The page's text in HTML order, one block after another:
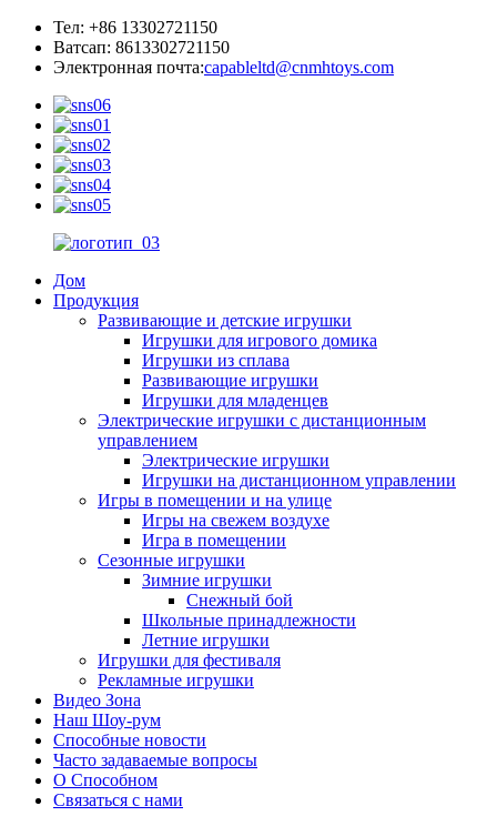
Тел: +86 13302721150
Ватсап: 8613302721150
Электронная почта:capableltd@cnmhtoys.com
Дом
Продукция
Развивающие и детские игрушки
Игрушки для игрового домика
Игрушки из сплава
Развивающие игрушки
Игрушки для младенцев
Электрические игрушки с дистанционным
управлением
Электрические игрушки
Игрушки на дистанционном управлении
Игры в помещении и на улице
Игры на свежем воздухе
Игра в помещении
Сезонные игрушки
Зимние игрушки
Снежный бой
Школьные принадлежности
Летние игрушки
Игрушки для фестиваля
Рекламные игрушки
Видео Зона
Наш Шоу-рум
Способные новости
Часто задаваемые вопросы
О Способном
Связаться с нами